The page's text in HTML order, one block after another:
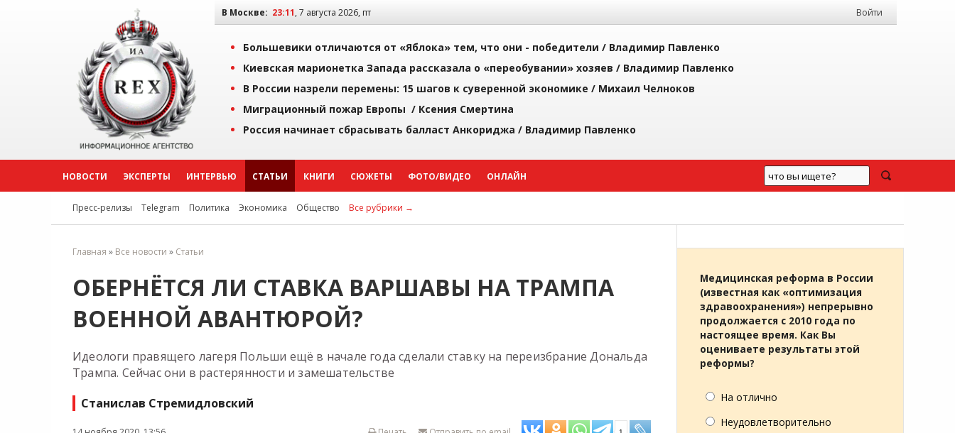
В Москве: 23:11, 7 августа 2026, пт Войти
Большевики отличаются от «Яблока» тем, что они - победители / Владимир Павленко
Киевская марионетка Запада рассказала о «переобувании» хозяев / Владимир Павленко
В России назрели перемены: 15 шагов к суверенной экономике / Михаил Челноков
Миграционный пожар Европы / Ксения Смертина
Россия начинает сбрасывать балласт Анкориджа / Владимир Павленко
НОВОСТИ ЭКСПЕРТЫ ИНТЕРВЬЮ СТАТЬИ КНИГИ СЮЖЕТЫ ФОТО/ВИДЕО ОНЛАЙН
Пресс-релизы Telegram Политика Экономика Общество Все рубрики →
Главная » Все новости » Статьи
ОБЕРНЁТСЯ ЛИ СТАВКА ВАРШАВЫ НА ТРАМПА
ВОЕННОЙ АВАНТЮРОЙ?
Идеологи правящего лагеря Польши ещё в начале года сделали ставку на переизбрание Дональда
Трампа. Сейчас они в растерянности и замешательстве
Станислав Стремидловский
1
Медицинская реформа в России
(известная как «оптимизация
здравоохранения») непрерывно
продолжается с 2010 года по
настоящее время. Как Вы
оцениваете результаты этой
реформы?
На отлично
Неудовлетворительно